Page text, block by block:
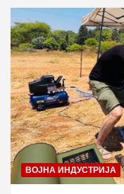
ВОЈНА ИНДУСТРИЈА